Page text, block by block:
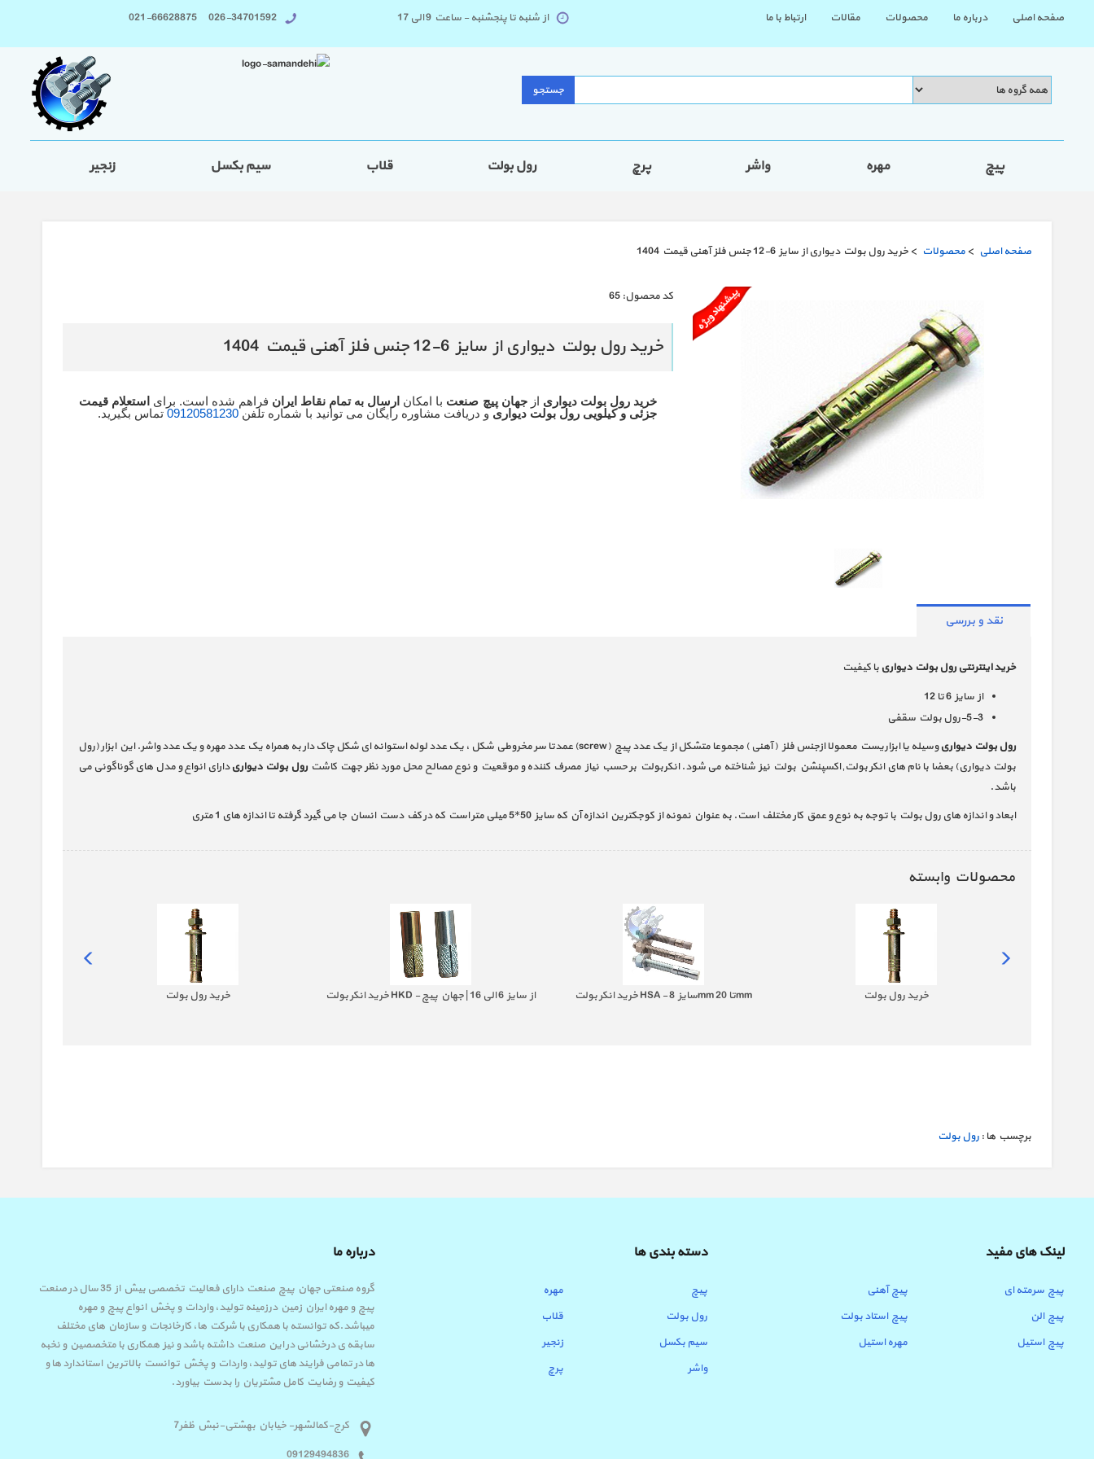
صفحه اصلی درباره ما محصولات مقالات ارتباط با ما 026-34701592 021-66628875 از شنبه تا پنجشنبه - ساعت 9 الی 17
جستجو
پیچ مهره واشر پرچ رول بولت قلاب سیم بکسل زنجیر
صفحه اصلی > محصولات > خرید رول بولت دیواری از سایز 6-12 جنس فلز آهنی قیمت 1404
كد محصول:65
خرید رول بولت دیواری از سایز 6-12 جنس فلز آهنی قیمت 1404
خرید رول بولت دیواری از جهان پیچ صنعت با امکان ارسال به تمام نقاط ایران فراهم شده است. برای
استعلام قیمت
جزئی و کیلویی رول بولت دیواری و دریافت مشاوره رایگان می توانید با شماره تلفن09120581230 تماس بگیرید.
نقد و بررسی
خرید اینترنتی رول بولت دیواری با کیفیت
از سایز 6 تا 12
5-3-رول بولت سقفی
رول بولت دیواری
وسیله یا ابزاریست معمولا ازجنس فلز ( آهنی ) مجموعا متشکل از یک عدد پیچ (screw) عمدتا سر مخروطی شکل ، یک عدد لوله استوانه ای شکل چاک دار به همراه یک عدد مهره و یک عدد واشر. این ابزار (رول
بولت دیواری) بعضا با نام های انکر بولت‚ اکسپنشن بولت نیز شناخته می شود. انکربولت بر حسب نیاز مصرف کننده و موقعیت و نوع مصالح محل مورد نظر جهت کاشترول بولت دیواریدارای انواع و مدل های گوناگونی می
باشد.
ابعاد و اندازه های رول بولت با توجه به نوع و عمق کار مختلف است. به عنوان نمونه از کوجکترین اندازه آن که سایز 50*5 میلی متر است که در کف دست انسان جا می گیرد گرفته تا اندازه های 1 متری
محصولات وابسته
خرید رول بولت
خرید انکر بولت HKD - از سایز 6 الی 16 | جهان پیچ
خرید انکر بولت HSA - سایز 8mm تا 20mm خرید رول بولت
برچسب ها : رول بولت
لینک های مفید
پیچ سرمته ای
پیچ آهنی
پیچ الن
پیچ استاد بولت
پیچ استیل
مهره استیل
دسته بندی ها
پیچ
مهره
رول بولت
قلاب
سیم بکسل
زنجیر
واشر
پرچ
درباره ما
گروه صنعتی جهان پیچ صنعت دارای فعالیت تخصصی بیش از 35 سال در صنعت
پیچ و مهره ایران زمین درزمینه تولید، واردات و پخش انواع پیچ و مهره
میباشد.که توانسته با همکاری با شرکت ها، کارخانجات و سازمان های مختلف
سابقه ی درخشانی در این صنعت داشته باشد و نیز همکاری با متخصصین و نخبه
ها در تمامی فرایند های تولید، واردات و پخش توانست بالاترین استاندارد ها و
کیفیت و رضایت کامل مشتریان را بدست بیاورد.
کرج-کمالشهر- خیابان بهشتی-نبش ظفر7
09129494836